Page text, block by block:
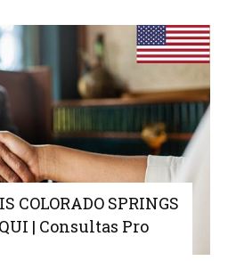
COLORADO SPRINGS
| Consultas Pro